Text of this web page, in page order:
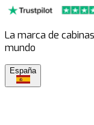
La marca de
mundo
España